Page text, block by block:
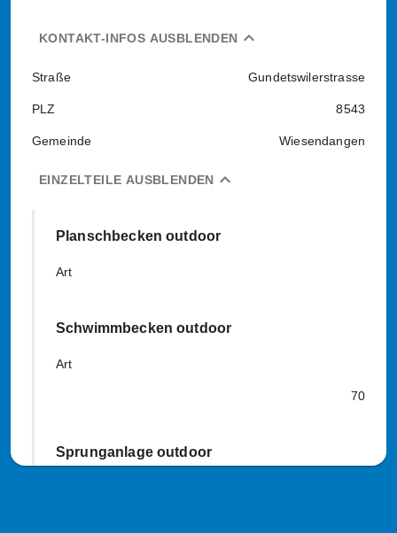
expand_less
KONTAKT-INFOS AUSBLENDEN
Straße Gundetswilerstrasse
PLZ 8543
Gemeinde Wiesendangen
expand_less
EINZELTEILE AUSBLENDEN
Planschbecken outdoor
Art
Schwimmbecken outdoor
Art
70
Sprunganlage outdoor